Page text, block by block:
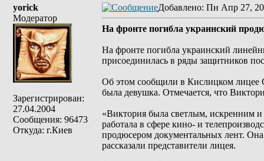
yorick
Модератор
Зарегистрирован:
27.04.2004
Сообщения: 96473
Откуда: г.Киев
Добавлено: Пн Апр 27,
На фронте погибла украинский
На фронте погибла украинский
присоединилась в ряды защитников
Об этом сообщили в Кислицком лицее
была девушка. Отмечается, что
«Виктория была светлым, искренним
работала в сфере кино- и
продюсером документальных лент. Она
рассказали представители лицея.